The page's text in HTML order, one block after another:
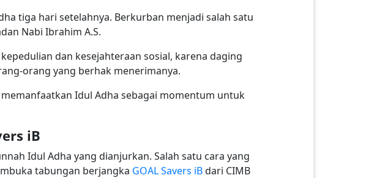
tiga hari setelahnya. Berkurban menjadi salah satu
Nabi Ibrahim A.S.
dan kesejahteraan sosial, karena daging
orang yang berhak menerimanya.
Idul Adha sebagai momentum untuk
iB
Idul Adha yang dianjurkan. Salah satu cara yang
tabungan berjangka GOAL Savers iBdari CIMB